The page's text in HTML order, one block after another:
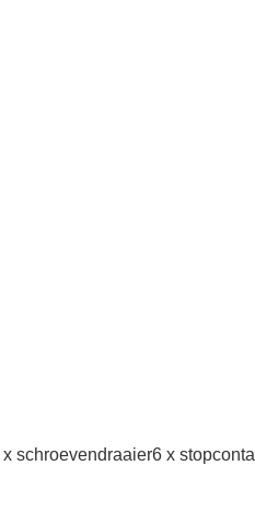
schroevendraaier6 x